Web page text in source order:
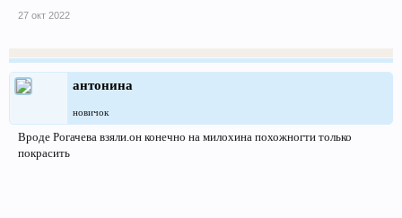
27 окт 2022
антонина
новичок
Вроде Рогачева взяли.он конечно на милохина похожногти только
покрасить